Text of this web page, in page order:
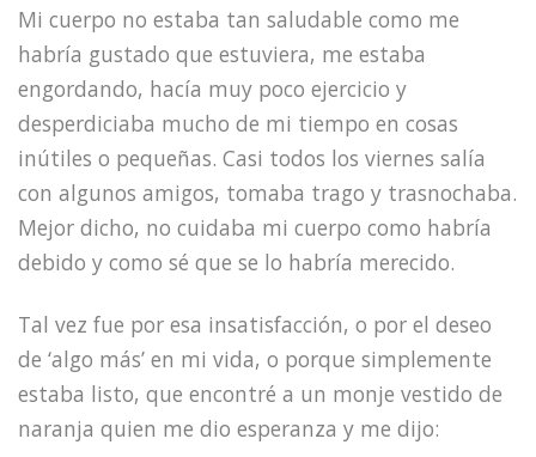
Mi cuerpo no estaba tan saludable como me
habría gustado que estuviera, me estaba
engordando, hacía muy poco ejercicio y
desperdiciaba mucho de mi tiempo en cosas
inútiles o pequeñas. Casi todos los viernes salía
con algunos amigos, tomaba trago y trasnochaba.
Mejor dicho, no cuidaba mi cuerpo como habría
debido y como sé que se lo habría merecido.
Tal vez fue por esa insatisfacción, o por el deseo
de ‘algo más’ en mi vida, o porque simplemente
estaba listo, que encontré a un monje vestido de
naranja quien me dio esperanza y me dijo: